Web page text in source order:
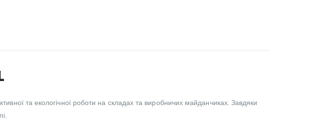
та екологічної роботи на складах та виробничих майданчиках. Завдяки